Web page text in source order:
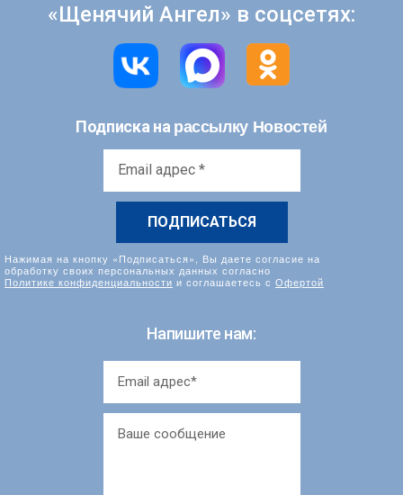
«Щенячий Ангел» в соцсетях:
Подписка на рассылку Новостей
Нажимая на кнопку «Подписаться», Вы даете согласие на
обработку своих персональных данных согласно
Политике конфиденциальности и соглашаетесь с Офертой
Напишите нам: